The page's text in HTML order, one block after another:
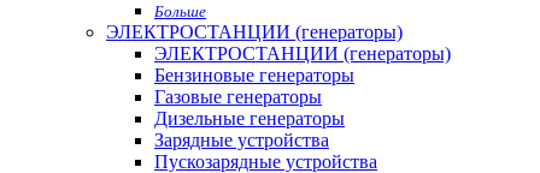
Больше
ЭЛЕКТРОСТАНЦИИ (генераторы)
ЭЛЕКТРОСТАНЦИИ (генераторы)
Бензиновые генераторы
Газовые генераторы
Дизельные генераторы
Зарядные устройства
Пускозарядные устройства